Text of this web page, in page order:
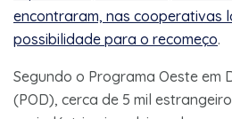
encontraram, nas cooperativas
possibilidade para o recomeço.
Segundo o Programa Oeste em
(POD), cerca de 5 mil